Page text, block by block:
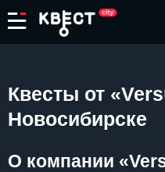
Квесты от
Новосибирске
О компании